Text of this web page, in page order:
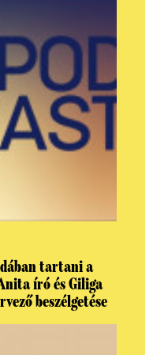
tartani a
író és Giliga
beszélgetése